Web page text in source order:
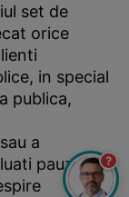
set de
orice
in special
publica,
a
pauze
?